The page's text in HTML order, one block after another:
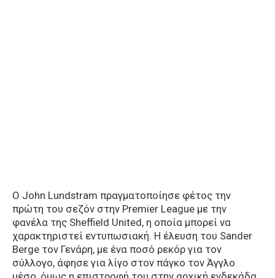
Ο John Lundstram πραγματοποίησε φέτος την
πρώτη του σεζόν στην Premier League με την
φανέλα της Sheffield United, η οποία μπορεί να
χαρακτηριστεί εντυπωσιακή. Η έλευση του Sander
Berge τον Γενάρη, με ένα ποσό ρεκόρ για τον
σύλλογο, άφησε για λίγο στον πάγκο τον Άγγλο